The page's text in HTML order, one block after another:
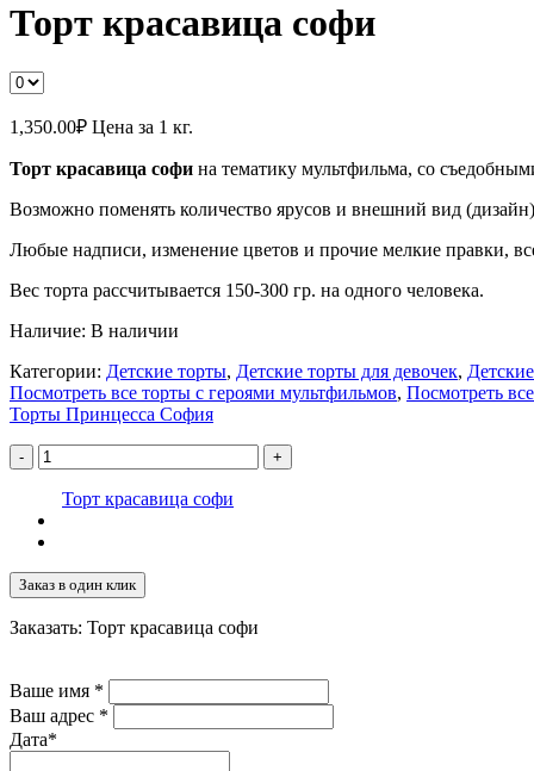
Торт красавица софи
1,350.00₽ Цена за 1 кг.
Торт красавица софи на тематику мультфильма, со
Возможно поменять количество ярусов и внешний вид
Любые надписи, изменение цветов и прочие мелкие правки,
Вес торта рассчитывается 150-300 гр. на одного человека.
Наличие: В наличии
Категории: Детские торты, Детские торты для девочек,
Посмотреть все торты с героями мультфильмов, Посмотреть
Торты Принцесса София
- +
Торт красавица софи
Заказ в один клик
Заказать: Торт красавица софи
Ваше имя *
Ваш адрес *
Дата*